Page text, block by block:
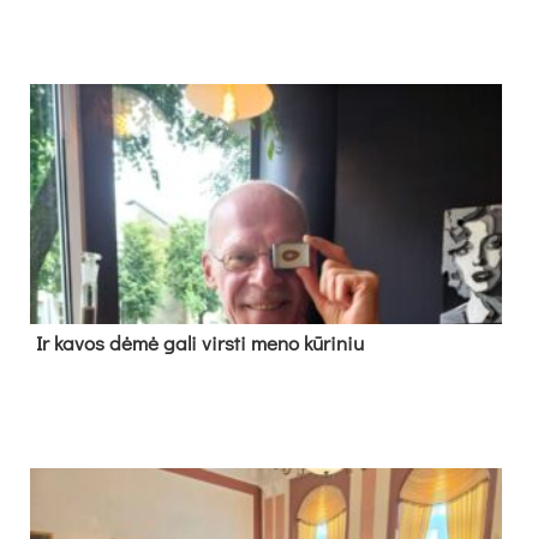
Ir ka­vos dė­mė ga­li virs­ti me­no kū­ri­niu